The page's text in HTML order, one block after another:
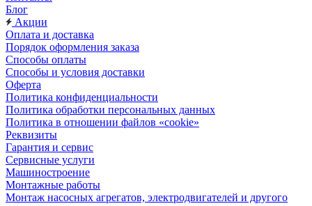
Блог
Акции
Оплата и доставка
Порядок оформления заказа
Способы оплаты
Способы и условия доставки
Оферта
Политика конфиденциальности
Политика обработки персональных данных
Политика в отношении файлов «cookie»
Реквизиты
Гарантия и сервис
Сервисные услуги
Машиностроение
Монтажные работы
Монтаж насосных агрегатов, электродвигателей и другого